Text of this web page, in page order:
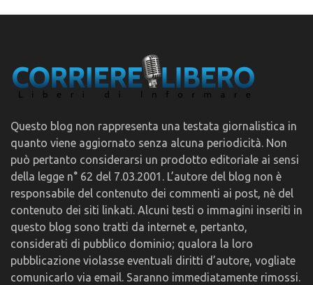
Questo blog non rappresenta una testata giornalistica in
quanto viene aggiornato senza alcuna periodicità. Non
può pertanto considerarsi un prodotto editoriale ai sensi
della legge n° 62 del 7.03.2001. L’autore del blog non è
responsabile del contenuto dei commenti ai post, nè del
contenuto dei siti linkati. Alcuni testi o immagini inseriti in
questo blog sono tratti da internet e, pertanto,
considerati di pubblico dominio; qualora la loro
pubblicazione violasse eventuali diritti d’autore, vogliate
comunicarlo via email. Saranno immediatamente rimossi.